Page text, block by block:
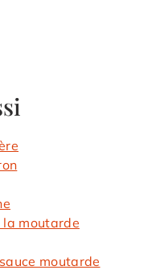
la moutarde
moutarde